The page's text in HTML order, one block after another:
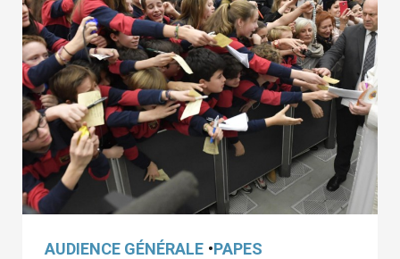
AUDIENCE GÉNÉRALE •PAPES